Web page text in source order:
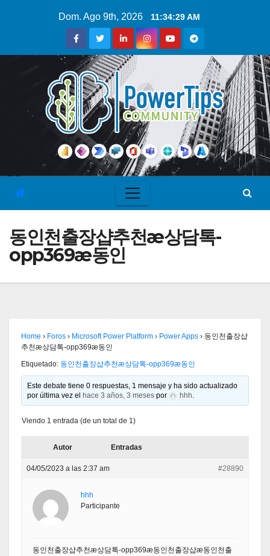
Dom. Ago 9th, 2026 11:34:30 AM
동인천출장샵추천æ상담톡-
opp369æ동인
Home › Foros › Microsoft Power Platform › Power Apps › 동인천출장샵
추천æ상담톡-opp369æ동인
Etiquetado: 동인천출장샵추천æ상담톡-opp369æ동인
Este debate tiene 0 respuestas, 1 mensaje y ha sido actualizado
por última vez el
hace 3 años, 3 meses por hhh.
Viendo 1 entrada (de un total de 1)
Autor Entradas
04/05/2023 a las 2:37 am #28890
hhh
Participante
동인천출장샵추천æ상담톡-opp369æ동인천출장샵æ동인천출